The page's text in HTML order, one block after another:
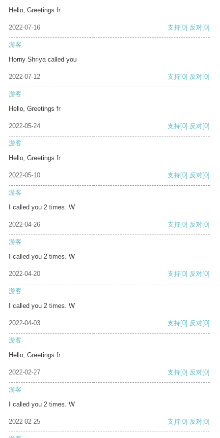
Hello, Greetings fr
2022-07-16 支持[0] 反对[0]
游客
Horny Shriya called you
2022-07-12 支持[0] 反对[0]
游客
Hello, Greetings fr
2022-05-24 支持[0] 反对[0]
游客
Hello, Greetings fr
2022-05-10 支持[0] 反对[0]
游客
I called you 2 times. W
2022-04-26 支持[0] 反对[0]
游客
I called you 2 times. W
2022-04-20 支持[0] 反对[0]
游客
I called you 2 times. W
2022-04-03 支持[0] 反对[0]
游客
Hello, Greetings fr
2022-02-27 支持[0] 反对[0]
游客
I called you 2 times. W
2022-02-25 支持[0] 反对[0]